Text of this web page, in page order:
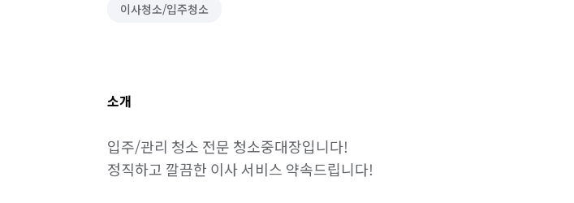
이사청소/입주청소
소개
입주/관리 청소 전문 청소중대장입니다!
정직하고 깔끔한 이사 서비스 약속드립니다!